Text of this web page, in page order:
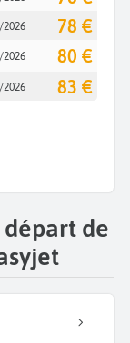
2026 78 €
2026 80 €
2026 83 €
départ de